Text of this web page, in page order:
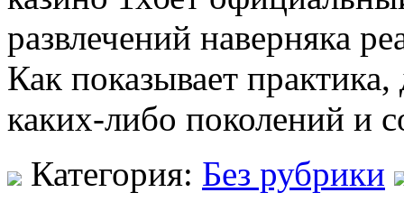
развлечений наверняка
Как показывает
каких-либо поколений и
Категория: Без рубрики